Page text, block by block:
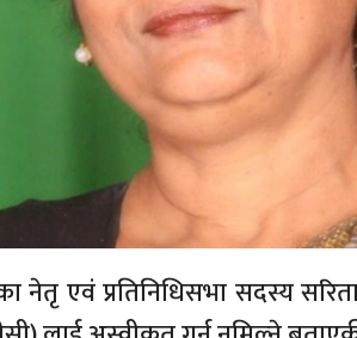
नेतृ एवं प्रतिनिधिसभा सदस्य